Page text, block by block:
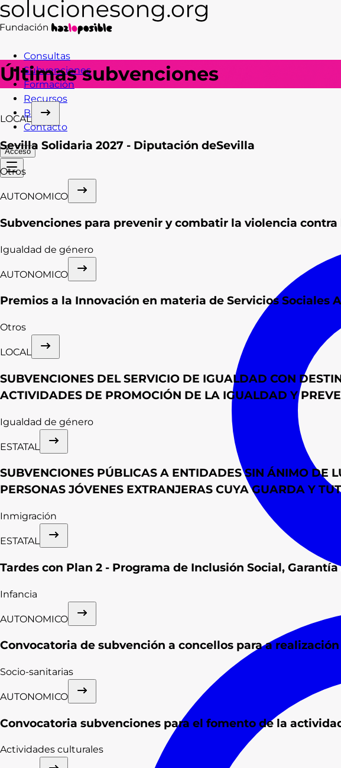
Consultas
Subvenciones
Formación
Recursos
Blog
Contacto
Acceso
Últimas subvenciones
LOCAL
Sevilla Solidaria 2027 - Diputación deSevilla
Otros
AUTONOMICO
Subvenciones para prevenir y combatir la violencia
Igualdad de género
AUTONOMICO
Premios a la Innovación en materia de Servicios Sociales
Otros
LOCAL
SUBVENCIONES DEL SERVICIO DE IGUALDAD CON
ACTIVIDADES DE PROMOCIÓN DE LA IGUALDAD Y
Igualdad de género
ESTATAL
SUBVENCIONES PÚBLICAS A ENTIDADES SIN ÁNIMO DE
PERSONAS JÓVENES EXTRANJERAS CUYA GUARDA Y
Inmigración
ESTATAL
Tardes con Plan 2 - Programa de Inclusión Social,
Infancia
AUTONOMICO
Convocatoria de subvención a concellos para a
Socio-sanitarias
AUTONOMICO
Convocatoria subvenciones para el fomento de la
Actividades culturales